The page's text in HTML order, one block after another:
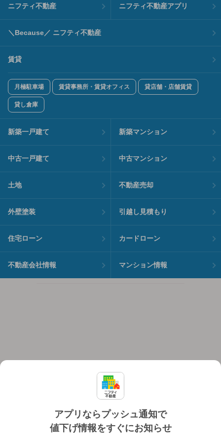
アプリならプッシュ通知で
値下げ情報をすぐにお知らせ
ニフティ不動産 ニフティ不動産アプリ
＼Because／ ニフティ不動産
賃貸
月極駐車場 賃貸事務所・賃貸オフィス 貸店舗・店舗賃貸
貸し倉庫
新築一戸建て 新築マンション
中古一戸建て 中古マンション
土地 不動産売却
外壁塗装 引越し見積もり
住宅ローン カードローン
不動産会社情報 マンション情報
個人情報保護ポリシー 利用規約